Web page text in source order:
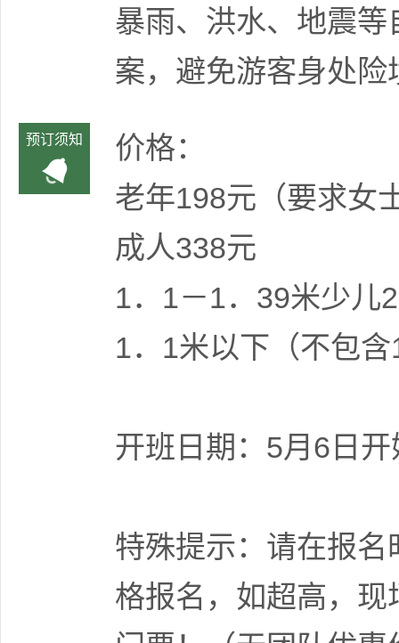
暴雨、洪水、地震
案，避免游客身处
预订须知
价格：
老年198元（要求女
成人338元
1．1－1．39米少儿
1．1米以下（不包
开班日期：5月6日
特殊提示：请在报
格报名，如超高，